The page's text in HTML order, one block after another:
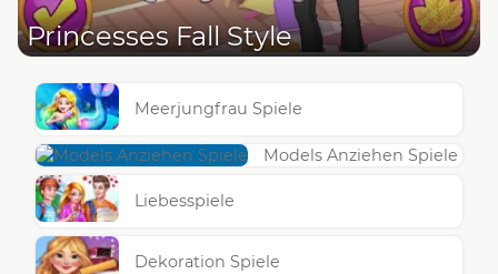
Princesses Fall Style
Meerjungfrau Spiele
Models Anziehen Spiele
Liebesspiele
Dekoration Spiele